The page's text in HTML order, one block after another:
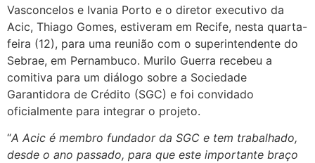
Vasconcelos e Ivania Porto e o diretor executivo da
Acic, Thiago Gomes, estiveram em Recife, nesta quarta-
feira (12), para uma reunião com o superintendente do
Sebrae, em Pernambuco. Murilo Guerra recebeu a
comitiva para um diálogo sobre a Sociedade
Garantidora de Crédito (SGC) e foi convidado
oficialmente para integrar o projeto.
“A Acic é membro fundador da SGC e tem trabalhado,
desde o ano passado, para que este importante braço